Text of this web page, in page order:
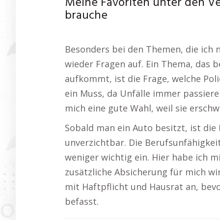
brauche
Besonders bei den Themen, die
wieder Fragen auf. Ein Thema, das
aufkommt, ist die Frage, welche
ein Muss, da Unfälle immer
mich eine gute Wahl, weil sie
Sobald man ein Auto besitzt, ist
unverzichtbar. Die
weniger wichtig ein. Hier habe ich
zusätzliche Absicherung für mich
mit Haftpflicht und Hausrat an,
befasst.